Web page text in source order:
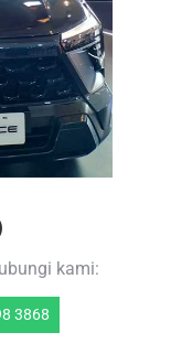
kami:
3868